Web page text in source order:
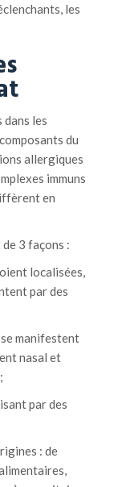
les
dans les
du
allergiques
immuns
en
3 façons :
localisées,
par des
manifestent
nasal et
par des
: de